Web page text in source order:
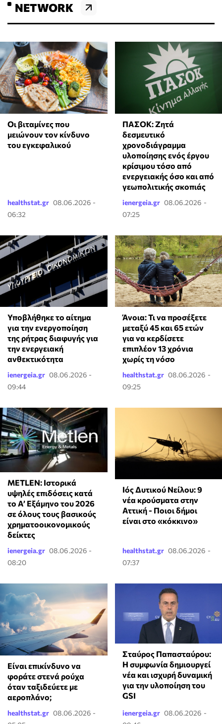
NETWORK
Οι βιταμίνες που
μειώνουν τον κίνδυνο
του εγκεφαλικού
healthstat.gr 08.06.2026 -
06:32
ΠΑΣΟΚ: Ζητά
δεσμευτικό
χρονοδιάγραμμα
υλοποίησης ενός έργου
κρίσιμου τόσο από
ενεργειακής όσο και από
γεωπολιτικής σκοπιάς
ienergeia.gr 08.06.2026 -
07:25
Υποβλήθηκε το αίτημα
για την ενεργοποίηση
της ρήτρας διαφυγής για
την ενεργειακή
ανθεκτικότητα
ienergeia.gr 08.06.2026 -
09:44
Άνοια: Τι να προσέξετε
μεταξύ 45 και 65 ετών
για να κερδίσετε
επιπλέον 13 χρόνια
χωρίς τη νόσο
healthstat.gr 08.06.2026 -
09:25
METLEN: Ιστορικά
υψηλές επιδόσεις κατά
το Α’ Εξάμηνο του 2026
σε όλους τους βασικούς
χρηματοοικονομικούς
δείκτες
ienergeia.gr 08.06.2026 -
08:20
Ιός Δυτικού Νείλου: 9
νέα κρούσματα στην
Αττική - Ποιοι δήμοι
είναι στο «κόκκινο»
healthstat.gr 08.06.2026 -
07:37
⁠Είναι επικίνδυνο να
φοράτε στενά ρούχα
όταν ταξιδεύετε με
αεροπλάνο;
healthstat.gr 08.06.2026 -
Σταύρος Παπασταύρου:
Η συμφωνία δημιουργεί
νέα και ισχυρή δυναμική
για την υλοποίηση του
GSI
ienergeia.gr 08.06.2026 -